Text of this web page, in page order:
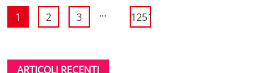
1 2 3 ... 1251
ARTICOLI RECENTI